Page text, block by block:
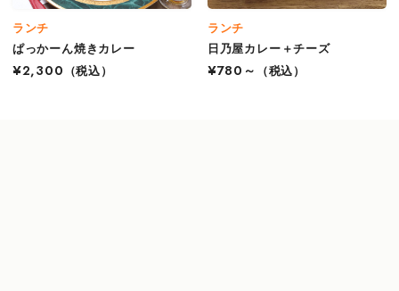
ランチ
ぱっかーん焼きカレー
¥2,300
（税込）
ランチ
日乃屋カレー＋チーズ
¥780～
（税込）